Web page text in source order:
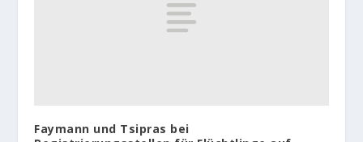
Faymann und Tsipras bei